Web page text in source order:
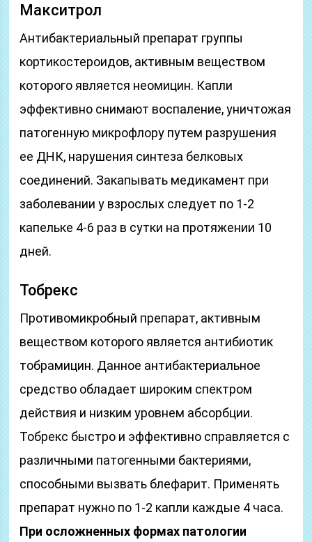
Макситрол
Антибактериальный препарат группы
кортикостероидов, активным веществом
которого является неомицин. Капли
эффективно снимают воспаление, уничтожая
патогенную микрофлору путем разрушения
ее ДНК, нарушения синтеза белковых
соединений. Закапывать медикамент при
заболевании у взрослых следует по 1-2
капельке 4-6 раз в сутки на протяжении 10
дней.
Тобрекс
Противомикробный препарат, активным
веществом которого является антибиотик
тобрамицин. Данное антибактериальное
средство обладает широким спектром
действия и низким уровнем абсорбции.
Тобрекс быстро и эффективно справляется с
различными патогенными бактериями,
способными вызвать блефарит. Применять
препарат нужно по 1-2 капли каждые 4 часа.
При осложненных формах патологии